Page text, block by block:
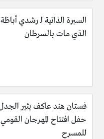
السيرة الذاتية لـ رشدي
الذي مات بالسرطان
فستان هند عاكف يثير
حفل افتتاح المهرجان القومي
للمسرح